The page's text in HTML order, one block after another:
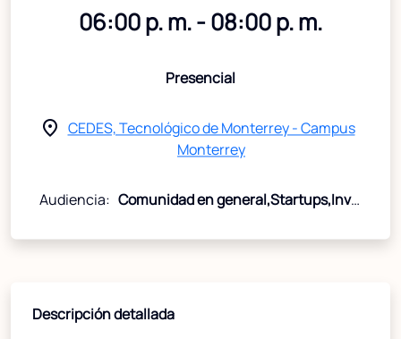
06:00 p. m. - 08:00 p. m.
Presencial
place CEDES, Tecnológico de Monterrey - Campus
Monterrey
Audiencia: Comunidad en general,Startups,Inversionistas,Estudiantes
Descripción detallada